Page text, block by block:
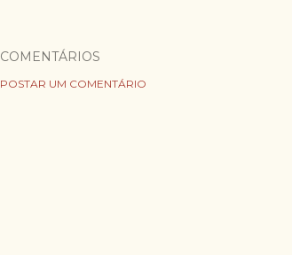
COMENTÁRIOS
POSTAR UM COMENTÁRIO